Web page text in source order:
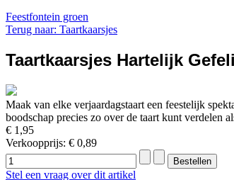
Feestfontein groen
Terug naar: Taartkaarsjes
Taartkaarsjes Hartelijk
Maak van elke verjaardagstaart een feestelijk
boodschap precies zo over de taart kunt verdelen
€ 1,95
Verkoopprijs: € 0,89
Stel een vraag over dit artikel